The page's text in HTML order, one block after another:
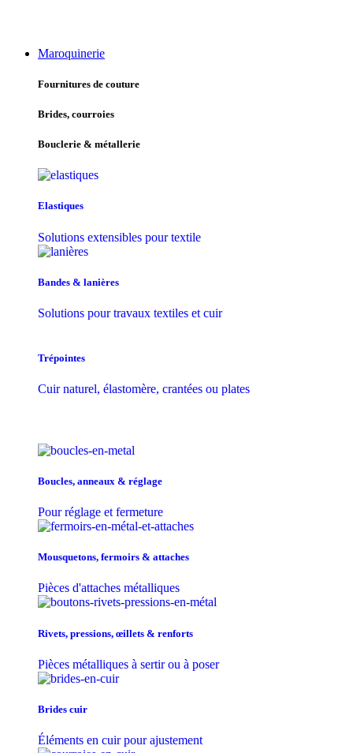
Maroquinerie
Fournitures de couture
Brides, courroies
Bouclerie & métallerie
Elastiques
Solutions extensibles pour textile
Bandes & lanières
Solutions pour travaux textiles et cuir
Trépointes
Cuir naturel, élastomère, crantées ou plates
Boucles, anneaux & réglage
Pour réglage et fermeture
Mousquetons, fermoirs & attaches
Pièces d'attaches métalliques
Rivets, pressions, œillets & renforts
Pièces métalliques à sertir ou à poser
Brides cuir
Éléments en cuir pour ajustement